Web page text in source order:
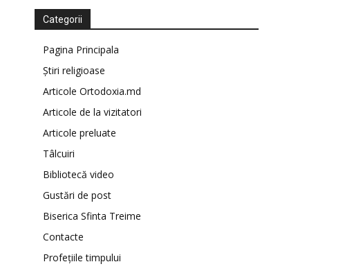
Categorii
Pagina Principala
Știri religioase
Articole Ortodoxia.md
Articole de la vizitatori
Articole preluate
Tâlcuiri
Bibliotecă video
Gustări de post
Biserica Sfinta Treime
Contacte
Profețiile timpului